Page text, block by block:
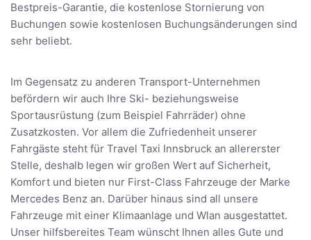
Bestpreis-Garantie, die kostenlose Stornierung von
Buchungen sowie kostenlosen Buchungsänderungen sind
sehr beliebt.
Im Gegensatz zu anderen Transport-Unternehmen
befördern wir auch Ihre Ski- beziehungsweise
Sportausrüstung (zum Beispiel Fahrräder) ohne
Zusatzkosten. Vor allem die Zufriedenheit unserer
Fahrgäste steht für Travel Taxi Innsbruck an allererster
Stelle, deshalb legen wir großen Wert auf Sicherheit,
Komfort und bieten nur First-Class Fahrzeuge der Marke
Mercedes Benz an. Darüber hinaus sind all unsere
Fahrzeuge mit einer Klimaanlage und Wlan ausgestattet.
Unser hilfsbereites Team wünscht Ihnen alles Gute und